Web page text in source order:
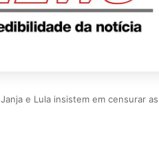
Janja e Lula insistem em censurar